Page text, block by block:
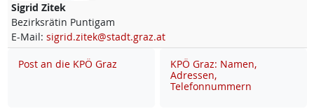
Sigrid Zitek
Bezirksrätin Puntigam
E-Mail: sigrid.zitek@stadt.graz.at
Post an die KPÖ Graz
KPÖ Graz: Namen,
Adressen,
Telefonnummern